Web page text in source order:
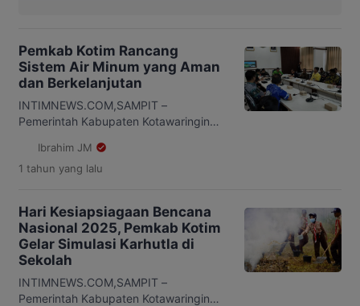
Pemkab Kotim Rancang
Sistem Air Minum yang Aman
dan Berkelanjutan
INTIMNEWS.COM,SAMPIT –
Pemerintah Kabupaten Kotawaringin
Season Rencana Pengamanan Air
Minum (RPAM) bersama Direktur
Mei 2025. Kegiatan yang digelar di
Gedung B Sekda Kotim ini, Pemkab
Kotim dipimpin oleh Pj Sekda Masri dan
Asisten II Rody Kamislam dan
perwakilan lainya membahas […]
Ibrahim JM
1 tahun yang lalu
Hari Kesiapsiagaan Bencana
Nasional 2025, Pemkab Kotim
Gelar Simulasi Karhutla di
Sekolah
INTIMNEWS.COM,SAMPIT –
Pemerintah Kabupaten Kotawaringin